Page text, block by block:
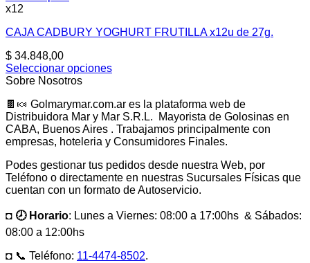
x12
CAJA CADBURY YOGHURT FRUTILLA x12u de 27g.
$ 34.848,00
Seleccionar opciones
Este
tiene
múltiples
variantes.
Las
se
pueden
elegir
la
página
producto
Sobre Nosotros
🍫🍬 Golmarymar.com.ar es la plataforma web de
Distribuidora Mar y Mar S.R.L. Mayorista de Golosinas en
CABA, Buenos Aires . Trabajamos principalmente con
empresas, hoteleria y Consumidores Finales.
Podes gestionar tus pedidos desde nuestra Web, por
Teléfono o directamente en nuestras Sucursales Físicas que
cuentan con un formato de Autoservicio.
◘ 🕗 Horario: Lunes a Viernes: 08:00 a 17:00hs & Sábados:
08:00 a 12:00hs
◘ 📞 Teléfono: 11-4474-8502.